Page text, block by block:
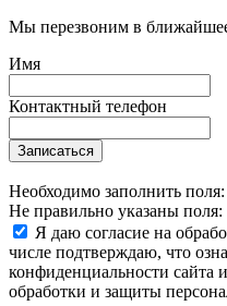
Мы перезвоним в
Имя
Контактный телефон
Записаться
Необходимо заполнить поля:
Не правильно указаны поля:
Я даю согласие на
числе подтверждаю, что
конфиденциальности
обработки и защиты